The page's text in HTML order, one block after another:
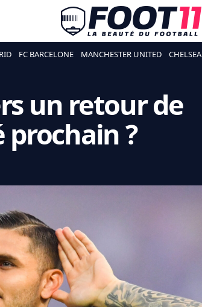
FC BARCELONE MANCHESTER UNITED CHELSEA
un retour de
?